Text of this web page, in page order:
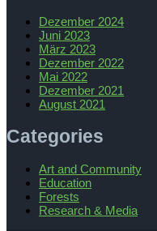
Dezember 2024
Juni 2023
März 2023
Dezember 2022
Mai 2022
Dezember 2021
August 2021
Categories
Art and Community
Education
Forests
Research & Media